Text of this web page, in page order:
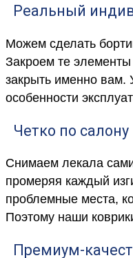
Реальный
Можем сделать
Закроем те
закрыть именно вам.
особенности
Четко по салону
Снимаем лекала
промеряя каждый
проблемные места,
Поэтому наши
Премиум-